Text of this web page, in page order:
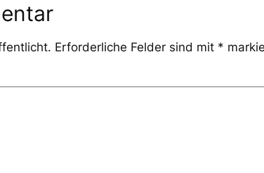
Erforderliche Felder sind mit *